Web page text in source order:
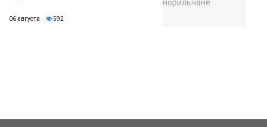
06 августа 592